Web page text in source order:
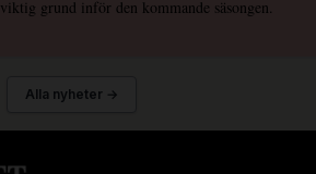
viktig grund inför den kommande säsongen.
Alla nyheter →